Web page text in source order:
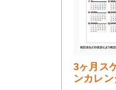
3ヶ月ス
ンカレン